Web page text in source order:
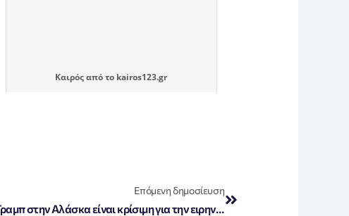
Καιρόςαπό το kairos123.gr
Επόμενη δημοσίευση
Πούτιν: ‘Η συνάντηση με Τραμπ στην Αλάσκα είναι κρίσιμη για την ειρηνική επίλυση της κρίσης στην Ουκρανία